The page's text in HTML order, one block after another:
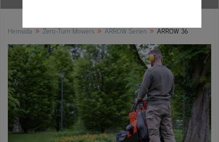
Hemsida » Zero-Turn Mowers » ARROW Serien » ARROW 36